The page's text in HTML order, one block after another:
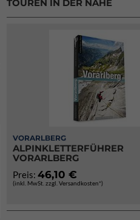
TOUREN IN DER NÄHE
VORARLBERG
ALPINKLETTERFÜHRER
VORARLBERG
Preis: 46,10 €
(inkl. MwSt. zzgl. Versandkosten*)